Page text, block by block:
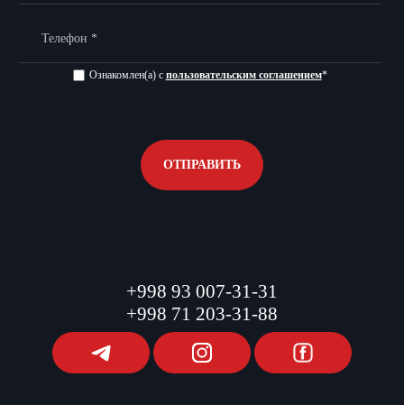
ОТПРАВИТЬ
Ознакомлен(а) с пользовательским соглашением*
+998 93 007-31-31
+998 71 203-31-88